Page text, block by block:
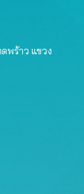
พร้าว แขวง